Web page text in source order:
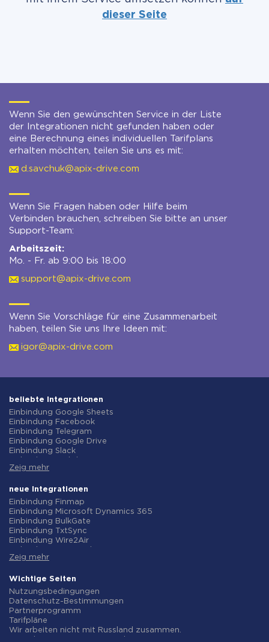
dieser Seite
Wenn Sie den gewünschten Service in der Liste
der Integrationen nicht gefunden haben oder
eine Berechnung eines individuellen Tarifplans
erhalten möchten, teilen Sie uns es mit:
d.savchuk@apix-drive.com
Wenn Sie Fragen haben oder Hilfe beim
Verbinden brauchen, schreiben Sie bitte an unser
Support-Team:
Arbeitszeit:
Mo. - Fr. ab 9:00 bis 18:00
support@apix-drive.com
Wenn Sie Vorschläge für eine Zusammenarbeit
haben, teilen Sie uns Ihre Ideen mit:
igor@apix-drive.com
beliebte Integrationen
Einbindung Google Sheets
Einbindung Facebook
Einbindung Telegram
Einbindung Google Drive
Einbindung Slack
Einbindung Gmail
Einbindung ClickUp
Einbindung Airtable
Einbindung Google Contacts
Einbindung OpenAI (ChatGPT)
Einbindung Instagram
Einbindung ActiveCampaign
Einbindung Typeform
Einbindung Salesforce CRM
Einbindung Notion
Einbindung AWeber
Einbindung Asana
Einbindung ZOHO CRM
Einbindung Webhooks
Einbindung GetResponse
Zeig mehr
neue Integrationen
Einbindung Finmap
Einbindung Microsoft Dynamics 365
Einbindung BulkGate
Einbindung TxtSync
Einbindung Wire2Air
Einbindung Infobip
Einbindung AtomPark
Einbindung TXTImpact
Einbindung Campaign Monitor
Einbindung CM.com
Einbindung D7 Networks
Einbindung SMS.to
Einbindung SMSGlobal
Zeig mehr
Wichtige Seiten
Nutzungsbedingungen
Datenschutz-Bestimmungen
Partnerprogramm
Tarifpläne
Wir arbeiten nicht mit Russland zusammen.